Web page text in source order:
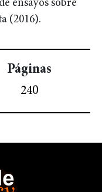
ensayos sobre
(2016).
Páginas
240